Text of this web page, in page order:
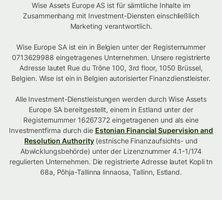
Wise Assets Europe AS ist für sämtliche Inhalte im
Zusammenhang mit Investment-Diensten einschließlich
Marketing verantwortlich.
Wise Europe SA ist ein in Belgien unter der Registernummer
0713629988 eingetragenes Unternehmen. Unsere registrierte
Adresse lautet Rue du Trône 100, 3rd floor, 1050 Brüssel,
Belgien. Wise ist ein in Belgien autorisierter Finanzdienstleister.
Alle Investment-Dienstleistungen werden durch Wise Assets
Europe SA bereitgestellt, einem in Estland unter der
Registernummer 16267372 eingetragenen und als eine
Investmentfirma durch die Estonian Financial Supervision and
Resolution Authority(estnische Finanzaufsichts- und
Abwicklungsbehörde) unter der Lizenznummer 4.1-1/174
regulierten Unternehmen. Die registrierte Adresse lautet Kopli tn
68a, Põhja-Tallinna linnaosa, Tallinn, Estland.